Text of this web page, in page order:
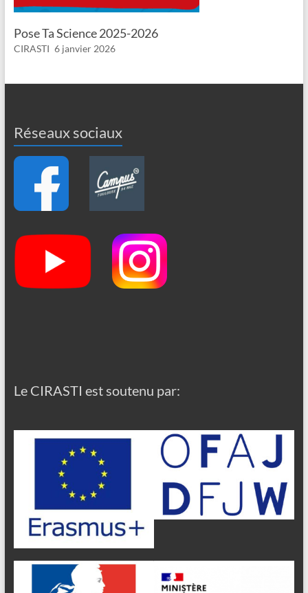
Pose Ta Science 2025-2026
CIRASTI 6 janvier 2026
Réseaux sociaux
Le CIRASTI est soutenu par: